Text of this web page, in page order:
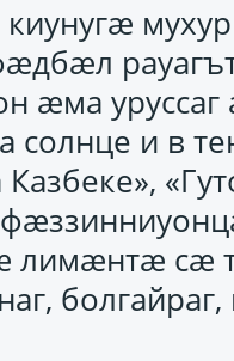
ӕма
солнце и в
лимӕнтӕ сӕ